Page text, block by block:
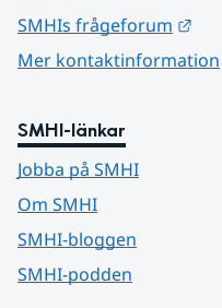
SMHIs frågeforum
Mer kontaktinformation
SMHI-länkar
Jobba på SMHI
Om SMHI
SMHI-bloggen
SMHI-podden